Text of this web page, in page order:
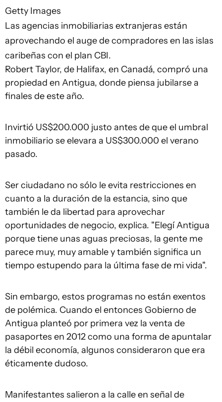
Getty Images
Las agencias inmobiliarias extranjeras están
aprovechando el auge de compradores en las islas
caribeñas con el plan CBI.
Robert Taylor, de Halifax, en Canadá, compró una
propiedad en Antigua, donde piensa jubilarse a
finales de este año.
Invirtió US$200.000 justo antes de que el umbral
inmobiliario se elevara a US$300.000 el verano
pasado.
Ser ciudadano no sólo le evita restricciones en
cuanto a la duración de la estancia, sino que
también le da libertad para aprovechar
oportunidades de negocio, explica. "Elegí Antigua
porque tiene unas aguas preciosas, la gente me
parece muy, muy amable y también significa un
tiempo estupendo para la última fase de mi vida".
Sin embargo, estos programas no están exentos
de polémica. Cuando el entonces Gobierno de
Antigua planteó por primera vez la venta de
pasaportes en 2012 como una forma de apuntalar
la débil economía, algunos consideraron que era
éticamente dudoso.
Manifestantes salieron a la calle en señal de